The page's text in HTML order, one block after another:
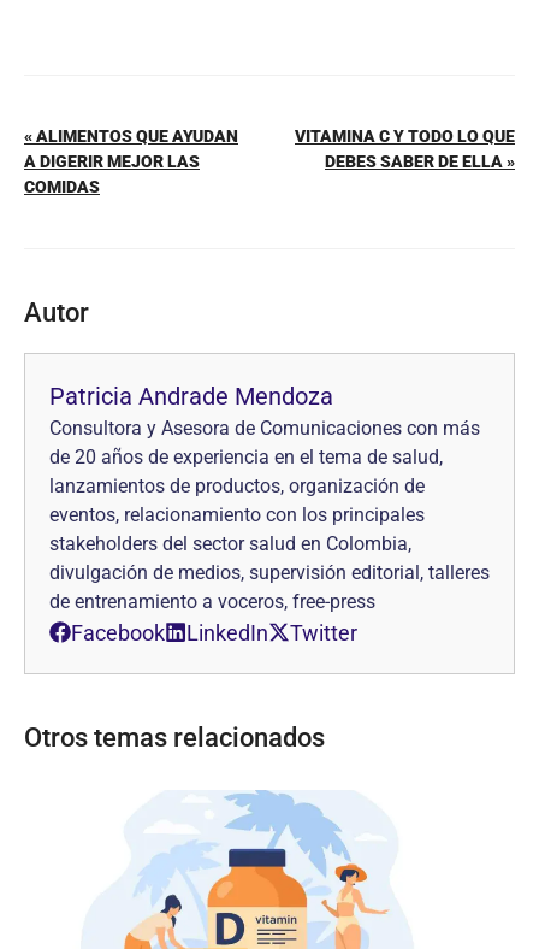
« ALIMENTOS QUE AYUDAN
A DIGERIR MEJOR LAS
COMIDAS
VITAMINA C Y TODO LO QUE
DEBES SABER DE ELLA »
Autor
Patricia Andrade Mendoza
Consultora y Asesora de Comunicaciones con más
de 20 años de experiencia en el tema de salud,
lanzamientos de productos, organización de
eventos, relacionamiento con los principales
stakeholders del sector salud en Colombia,
divulgación de medios, supervisión editorial, talleres
de entrenamiento a voceros, free-press
Facebook LinkedIn Twitter
Otros temas relacionados